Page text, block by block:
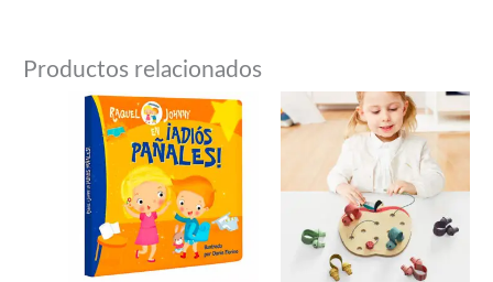
Productos relacionados